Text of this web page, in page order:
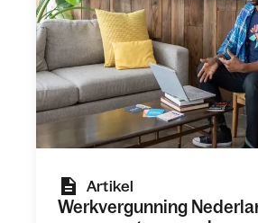
Artikel
Werkvergunning